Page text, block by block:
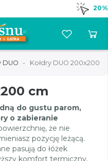
DUO Kołdry DUO 200x200
cm
do gustu parom,
o zabieranie
że nie
pozycję leżącą.
pasują do łóżek
komfort termiczny.